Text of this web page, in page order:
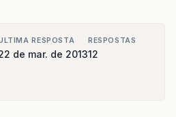
RESPOSTA
de mar. de 2013
RESPOSTAS
12